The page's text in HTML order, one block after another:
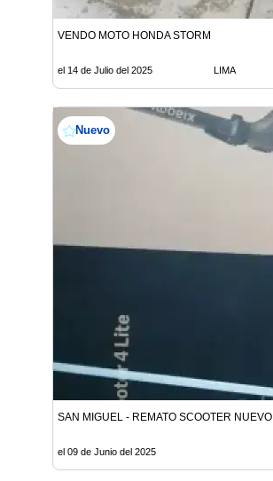
VENDO MOTO HONDA STORM
el 14 de Julio del 2025 LIMA
Nuevo
SAN MIGUEL - REMATO SCOOTER NUEVO
el 09 de Junio del 2025